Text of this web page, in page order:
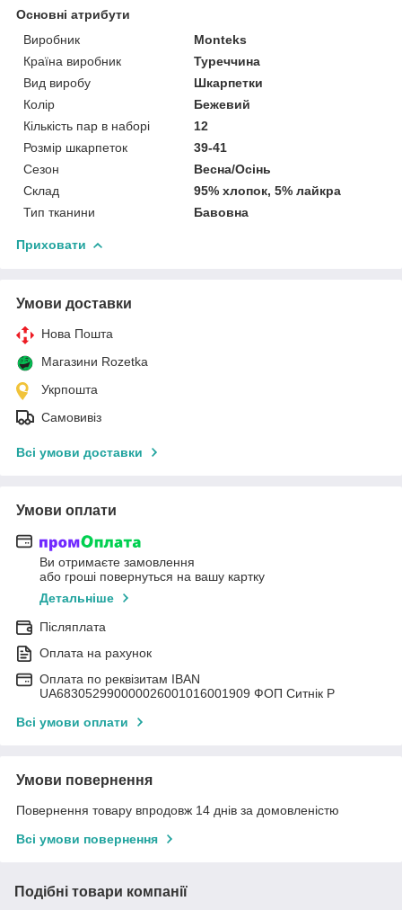
Основні атрибути
Виробник
Monteks
Країна виробник
Туреччина
Вид виробу
Шкарпетки
Колір
Бежевий
Кількість пар в наборі
12
Розмір шкарпеток
39-41
Сезон
Весна/Осінь
Склад
95% хлопок, 5% лайкра
Тип тканини
Бавовна
Приховати
Умови доставки
Нова Пошта
Магазини Rozetka
Укрпошта
Самовивіз
Всі умови доставки
Умови оплати
Ви отримаєте замовлення
або гроші повернуться на вашу картку
Детальніше
Післяплата
Оплата на рахунок
Оплата по реквізитам IBAN
UА683052990000026001016001909 ФОП Ситнік Р
Всі умови оплати
Умови повернення
Повернення товару впродовж 14 днів за домовленістю
Всі умови повернення
Подібні товари компанії